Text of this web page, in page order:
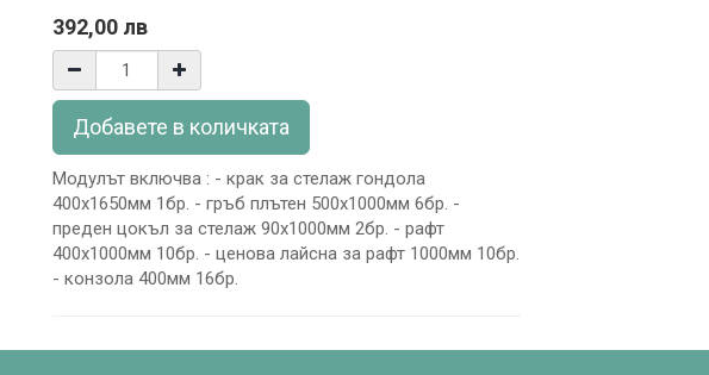
392,00лв
Добавете в количката
Модулът включва : - крак за стелаж гондола
400х1650мм 1бр. - гръб плътен 500х1000мм 6бр. -
преден цокъл за стелаж 90х1000мм 2бр. - рафт
400х1000мм 10бр. - ценова лайсна за рафт 1000мм 10бр.
- конзола 400мм 16бр.